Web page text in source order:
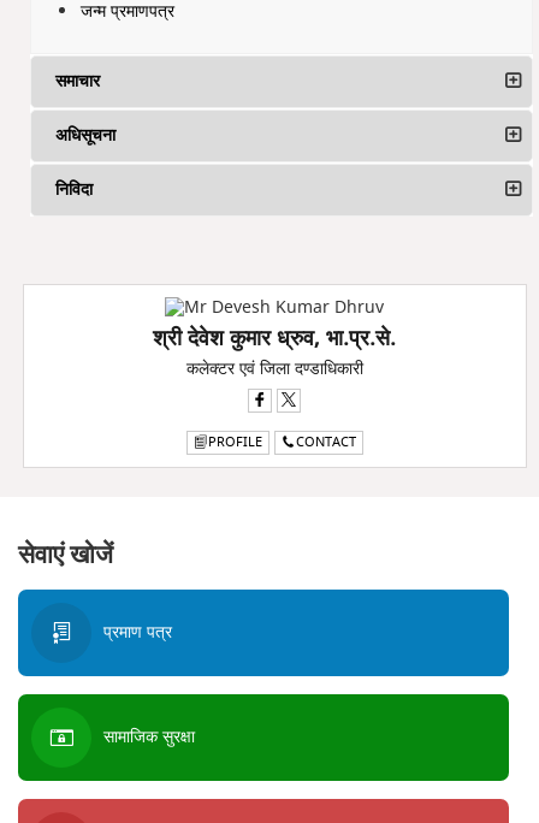
जन्म प्रमाणपत्र
समाचार
अधिसूचना
निविदा
श्री देवेश कुमार ध्रुव, भा.प्र.से.
कलेक्टर एवं जिला दण्डाधिकारी
PROFILE CONTACT
सेवाएं खोजें
प्रमाण पत्र
सामाजिक सुरक्षा